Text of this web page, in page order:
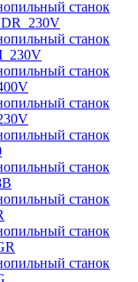
станок
станок
станок
станок
станок
станок
станок
станок
станок